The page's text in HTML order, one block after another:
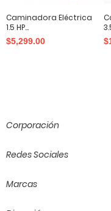
Caminadora Eléctrica
1.5 HP...
$5,299.00
Corporación
Redes Sociales
Marcas